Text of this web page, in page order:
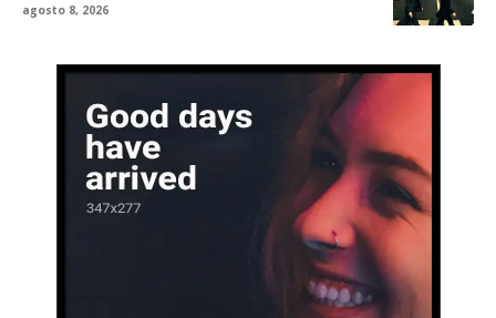
agosto 8, 2026